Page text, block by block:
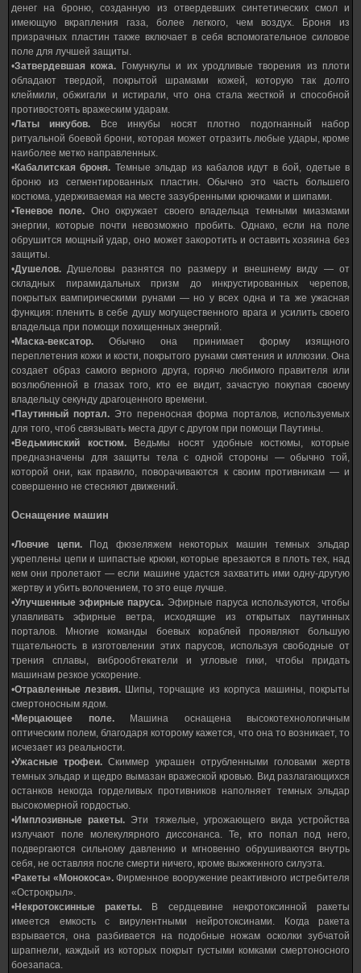
денег на броню, созданную из отвердевших синтетических смол и
имеющую вкрапления газа, более легкого, чем воздух. Броня из
призрачных пластин также включает в себя вспомогательное силовое
поле для лучшей защиты.
•Затвердевшая кожа. Гомункулы и их уродливые творения из плоти
обладают твердой, покрытой шрамами кожей, которую так долго
клеймили, обжигали и истирали, что она стала жесткой и способной
противостоять вражеским ударам.
•Латы инкубов. Все инкубы носят плотно подогнанный набор
ритуальной боевой брони, которая может отразить любые удары, кроме
наиболее метко направленных.
•Кабалитская броня. Темные эльдар из кабалов идут в бой, одетые в
броню из сегментированных пластин. Обычно это часть большего
костюма, удерживаемая на месте зазубренными крючками и шипами.
•Теневое поле. Оно окружает своего владельца темными миазмами
энергии, которые почти невозможно пробить. Однако, если на поле
обрушится мощный удар, оно может закоротить и оставить хозяина без
защиты.
•Душелов. Душеловы разнятся по размеру и внешнему виду — от
складных пирамидальных призм до инкрустированных черепов,
покрытых вампирическими рунами — но у всех одна и та же ужасная
функция: пленить в себе душу могущественного врага и усилить своего
владельца при помощи похищенных энергий.
•Маска-вексатор. Обычно она принимает форму изящного
переплетения кожи и кости, покрытого рунами смятения и иллюзии. Она
создает образ самого верного друга, горячо любимого правителя или
возлюбленной в глазах того, кто ее видит, зачастую покупая своему
владельцу секунду драгоценного времени.
•Паутинный портал.Это переносная форма порталов, используемых
для того, чтоб связывать места друг с другом при помощи Паутины.
•Ведьминский костюм.Ведьмы носят удобные костюмы, которые
предназначены для защиты тела с одной стороны — обычно той,
которой они, как правило, поворачиваются к своим противникам — и
совершенно не стесняют движений.
Оснащение машин
•Ловчие цепи.Под фюзеляжем некоторых машин темных эльдар
укреплены цепи и шипастые крюки, которые врезаются в плоть тех, над
кем они пролетают — если машине удастся захватить ими одну-другую
жертву и убить волочением, то это еще лучше.
•Улучшенные эфирные паруса. Эфирные паруса используются, чтобы
улавливать эфирные ветра, исходящие из открытых паутинных
порталов. Многие команды боевых кораблей проявляют большую
тщательность в изготовлении этих парусов, используя свободные от
трения сплавы, виброобтекатели и угловые гики, чтобы придать
машинам резкое ускорение.
•Отравленные лезвия. Шипы, торчащие из корпуса машины, покрыты
смертоносным ядом.
•Мерцающее поле.Машина оснащена высокотехнологичным
оптическим полем, благодаря которому кажется, что она то возникает, то
исчезает из реальности.
•Ужасные трофеи. Скиммер украшен отрубленными головами жертв
темных эльдар и щедро вымазан вражеской кровью. Вид разлагающихся
останков некогда горделивых противников наполняет темных эльдар
высокомерной гордостью.
•Имплозивные ракеты. Эти тяжелые, угрожающего вида устройства
излучают поле молекулярного диссонанса. Те, кто попал под него,
подвергаются сильному давлению и мгновенно обрушиваются внутрь
себя, не оставляя после смерти ничего, кроме выжженного силуэта.
•Ракеты «Монокоса».Фирменное вооружение реактивного истребителя
«Острокрыл».
•Некротоксинные ракеты. В сердцевине некротоксинной ракеты
имеется емкость с вирулентными нейротоксинами. Когда ракета
взрывается, она разбивается на подобные ножам осколки зубчатой
шрапнели, каждый из которых покрыт густыми комками смертоносного
боезапаса.